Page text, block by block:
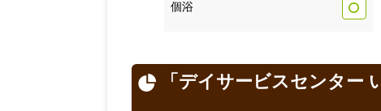
個浴
「デイサービスセンター